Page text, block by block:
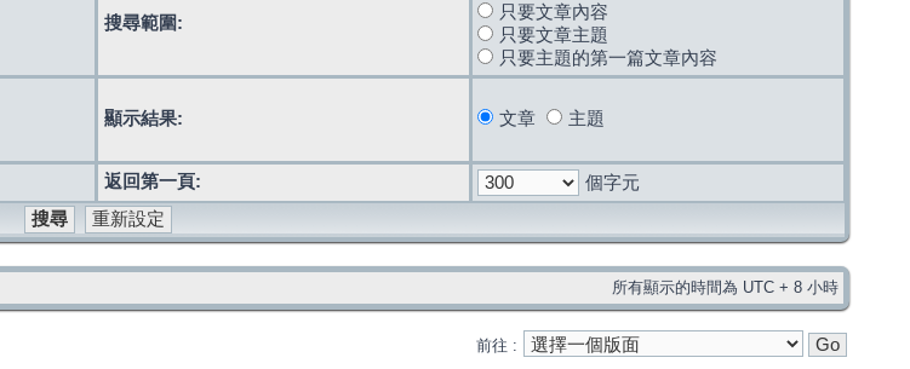
搜尋範圍:
只要文章內容
只要文章主題
只要主題的第一篇文章內容
顯示結果: 文章 主題
返回第一頁: 個字元
所有顯示的時間為 UTC + 8 小時
前往 :